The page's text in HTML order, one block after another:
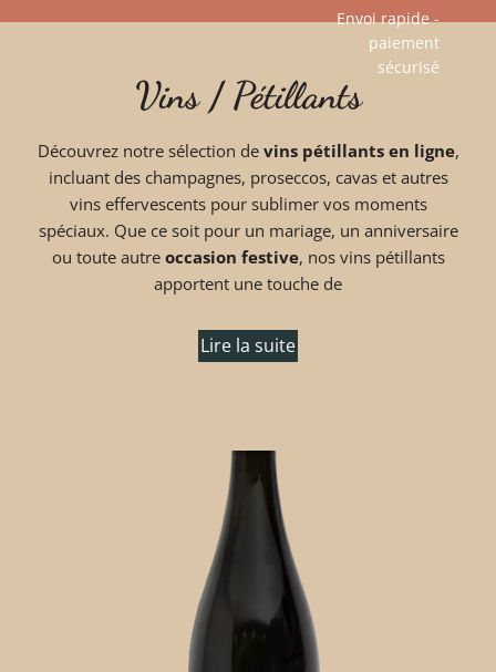
Envoi rapide -
paiement
sécurisé​
Vins / Pétillants
Découvrez notre sélection de vins pétillants en ligne,
incluant des champagnes, proseccos, cavas et autres
vins effervescents pour sublimer vos moments
spéciaux. Que ce soit pour un mariage, un anniversaire
ou toute autre occasion festive, nos vins pétillants
apportent une touche de
Lire la suite